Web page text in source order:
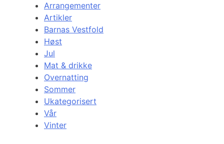
Arrangementer
Artikler
Barnas Vestfold
Høst
Jul
Mat & drikke
Overnatting
Sommer
Ukategorisert
Vår
Vinter